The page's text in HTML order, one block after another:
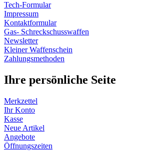
Tech-Formular
Impressum
Kontaktformular
Gas- Schreckschusswaffen
Newsletter
Kleiner Waffenschein
Zahlungsmethoden
Ihre persönliche Seite
Merkzettel
Ihr Konto
Kasse
Neue Artikel
Angebote
Öffnungszeiten